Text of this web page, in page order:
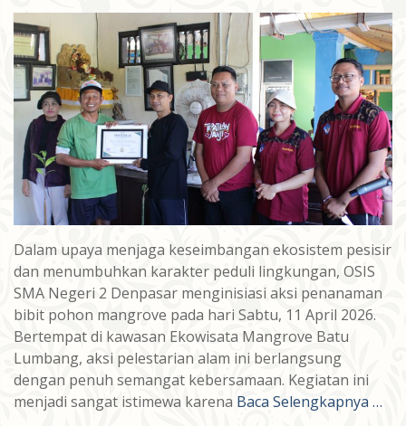
Dalam upaya menjaga keseimbangan ekosistem pesisir
dan menumbuhkan karakter peduli lingkungan, OSIS
SMA Negeri 2 Denpasar menginisiasi aksi penanaman
bibit pohon mangrove pada hari Sabtu, 11 April 2026.
Bertempat di kawasan Ekowisata Mangrove Batu
Lumbang, aksi pelestarian alam ini berlangsung
dengan penuh semangat kebersamaan. Kegiatan ini
menjadi sangat istimewa karena Baca Selengkapnya …